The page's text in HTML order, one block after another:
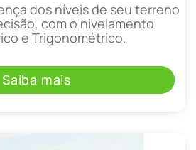
dos níveis de seu terreno
com o nivelamento
e Trigonométrico.
Saiba mais